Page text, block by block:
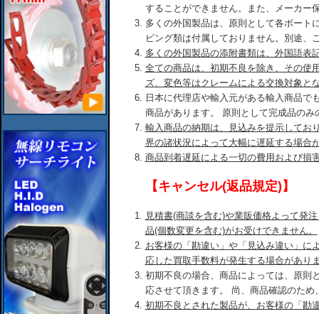
することができません。また、メーカー
多くの外国製品は、原則として各ボート
ピング類は付属しておりません。別途、
多くの外国製品の添附書類は、外国語表
全ての商品は、初期不良を除き、その使
ズ、変色等はクレームによる交換対象と
日本に代理店や輸入元がある輸入商品で
商品があります。 原則として完成品のみ
輸入商品の納期は、見込みを提示してお
界の諸状況によって大幅に遅延する場合
商品到着遅延による一切の費用および損
【キャンセル(返品規定)】
見積書(商談を含む)や業販価格よって発
品(個数変更を含む)がお受けできません。
お客様の「勘違い」や「見込み違い」に
応した買取手数料が発生する場合があり
初期不良の場合、商品によっては、原則
応させて頂きます。 尚、商品確認のた
初期不良とされた製品が、お客様の「勘